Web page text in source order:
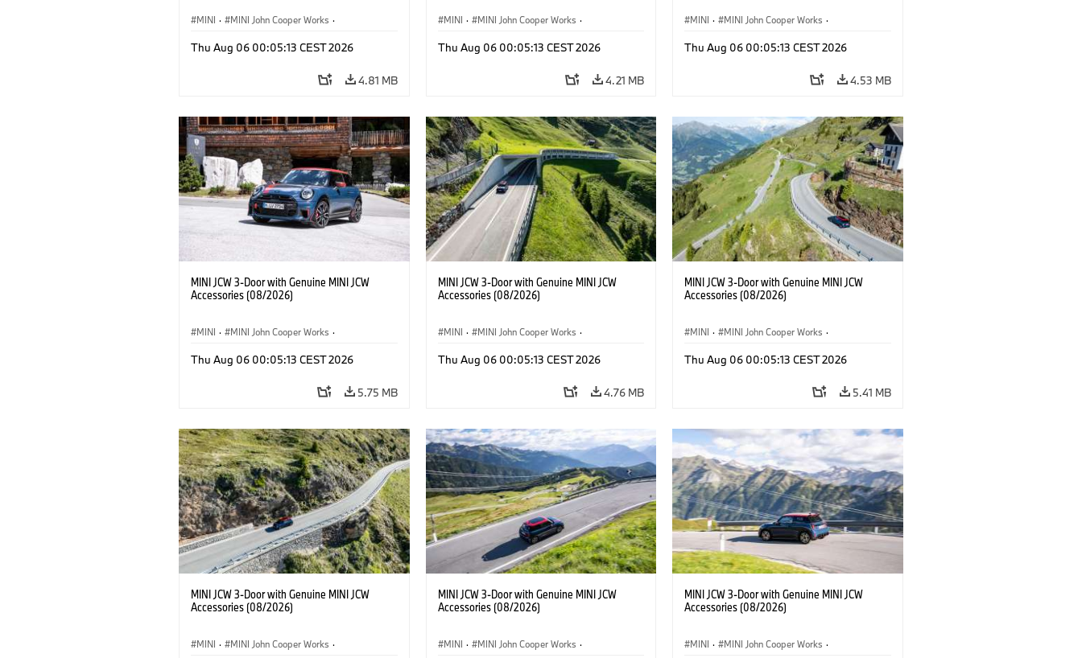
MINI · MINI John Cooper Works ·
Optional Extras, Accessories
Thu Aug 06 00:05:13 CEST 2026
4.81 MB
MINI · MINI John Cooper Works ·
Optional Extras, Accessories
Thu Aug 06 00:05:13 CEST 2026
4.21 MB
MINI · MINI John Cooper Works ·
Optional Extras, Accessories
Thu Aug 06 00:05:13 CEST 2026
4.53 MB
MINI JCW 3-Door with Genuine MINI JCW
Accessories (08/2026)
MINI · MINI John Cooper Works ·
Optional Extras, Accessories
Thu Aug 06 00:05:13 CEST 2026
5.75 MB
MINI JCW 3-Door with Genuine MINI JCW
Accessories (08/2026)
MINI · MINI John Cooper Works ·
Optional Extras, Accessories
Thu Aug 06 00:05:13 CEST 2026
4.76 MB
MINI JCW 3-Door with Genuine MINI JCW
Accessories (08/2026)
MINI · MINI John Cooper Works ·
Optional Extras, Accessories
Thu Aug 06 00:05:13 CEST 2026
5.41 MB
MINI JCW 3-Door with Genuine MINI JCW
Accessories (08/2026)
MINI · MINI John Cooper Works ·
MINI JCW 3-Door with Genuine MINI JCW
Accessories (08/2026)
MINI · MINI John Cooper Works ·
MINI JCW 3-Door with Genuine MINI JCW
Accessories (08/2026)
MINI · MINI John Cooper Works ·